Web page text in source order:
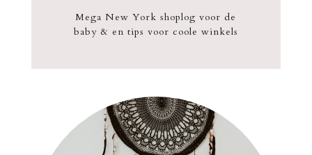
Mega New York shoplog voor de
baby & en tips voor coole winkels